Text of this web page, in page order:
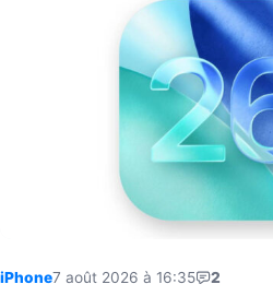
iPhone7 août 2026 à 16:35 2